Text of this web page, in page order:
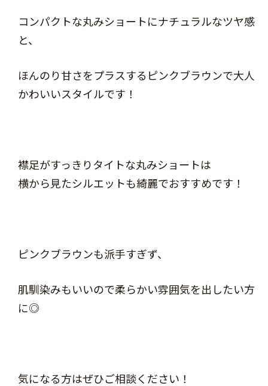
コンパクトな丸みショートにナチュラルなツヤ感
と、
ほんのり甘さをプラスするピンクブラウンで大人
かわいいスタイルです！
襟足がすっきりタイトな丸みショートは
横から見たシルエットも綺麗でおすすめです！
ピンクブラウンも派手すぎず、
肌馴染みもいいので柔らかい雰囲気を出したい方
に◎
気になる方はぜひご相談ください！